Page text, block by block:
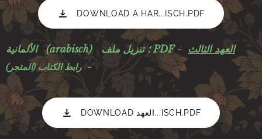
DOWNLOAD A HAR...ISCH.PDF
الألمانية (arabisch) ؛ تنزيل ملف PDF - العهد الثالث
-رابط الكتاب (المتجر)
DOWNLOAD العهد...ISCH.PDF